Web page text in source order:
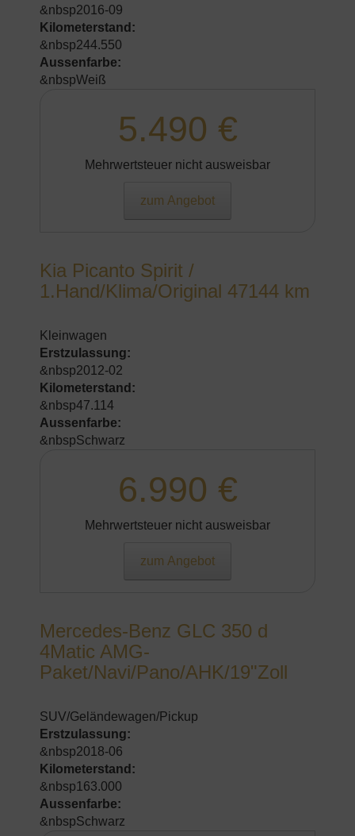
&nbsp2016-09
Kilometerstand:
&nbsp244.550
Aussenfarbe:
&nbspWeiß
5.490 €
Mehrwertsteuer nicht ausweisbar
zum Angebot
Kia Picanto Spirit /
1.Hand/Klima/Original 47144 km
Kleinwagen
Erstzulassung:
&nbsp2012-02
Kilometerstand:
&nbsp47.114
Aussenfarbe:
&nbspSchwarz
6.990 €
Mehrwertsteuer nicht ausweisbar
zum Angebot
Mercedes-Benz GLC 350 d
4Matic AMG-
Paket/Navi/Pano/AHK/19"Zoll
SUV/Geländewagen/Pickup
Erstzulassung:
&nbsp2018-06
Kilometerstand:
&nbsp163.000
Aussenfarbe:
&nbspSchwarz